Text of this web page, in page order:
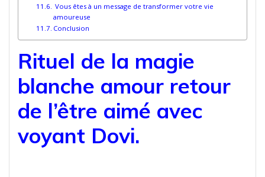
Vous êtes à un message de transformer votre vie
amoureuse
Conclusion
Rituel de la magie
blanche amour retour
de l’être aimé avec
voyant Dovi.